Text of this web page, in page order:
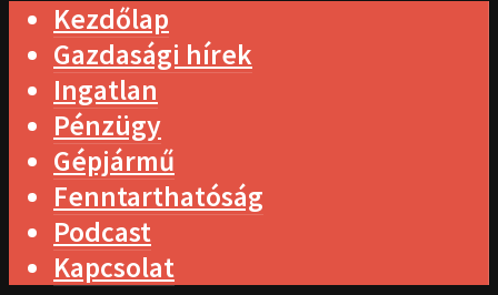
Kezdőlap
Gazdasági hírek
Ingatlan
Pénzügy
Gépjármű
Fenntarthatóság
Podcast
Kapcsolat